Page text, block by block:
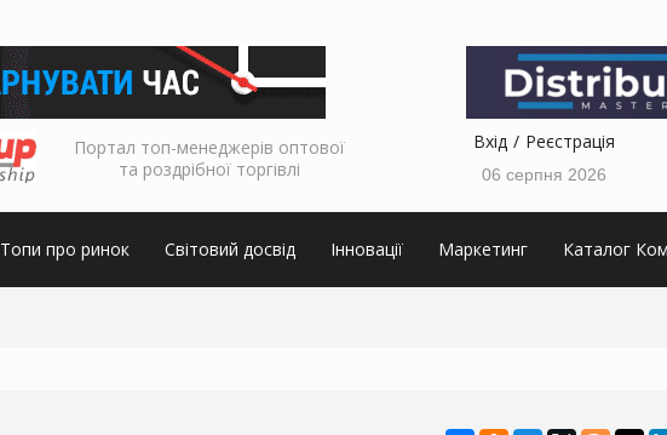
Портал топ-менеджерів оптової
та роздрібної торгівлі
Вхід Реєстрація
06 серпня 2026
Топи про ринок Світовий досвід Інновації Маркетинг Каталог